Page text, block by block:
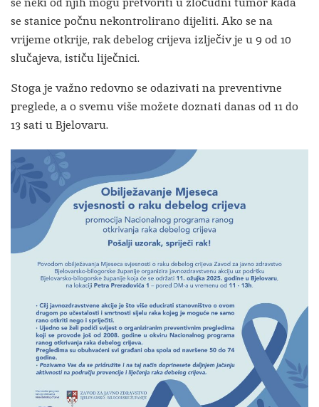
se stanice počnu nekontrolirano dijeliti. Ako se na
vrijeme otkrije, rak debelog crijeva izlječiv je u 9 od 10
slučajeva, ističu liječnici.
Stoga je važno redovno se odazivati na preventivne
preglede, a o svemu više možete doznati danas od 11 do
13 sati u Bjelovaru.